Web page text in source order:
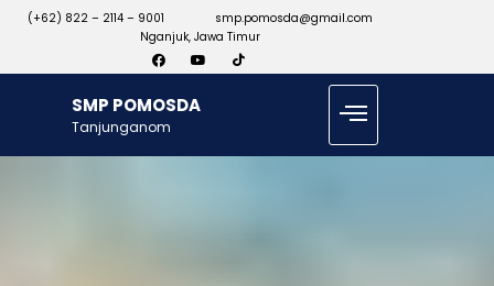
(+62) 822 – 2114 – 9001
smp.pomosda@gmail.com
Nganjuk, Jawa Timur
SMP POMOSDA
Tanjunganom